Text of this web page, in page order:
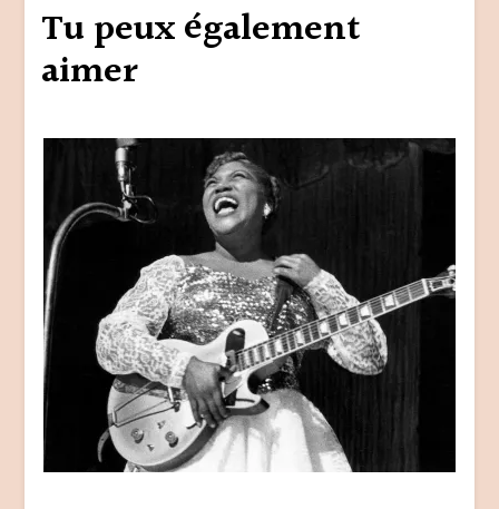
Tu peux également
aimer